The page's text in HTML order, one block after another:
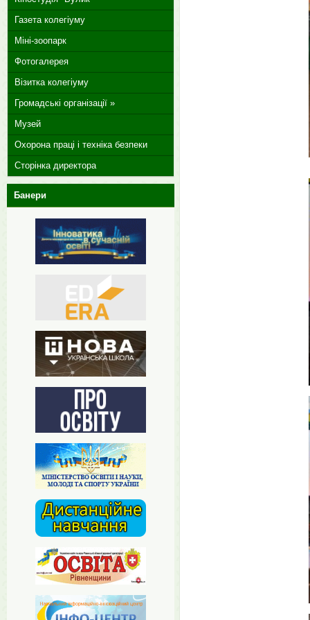
Газета колегіуму
Міні-зоопарк
Фотогалерея
Візитка колегіуму
Громадські організації »
Музей
Охорона праці і техніка безпеки
Сторінка директора
Банери